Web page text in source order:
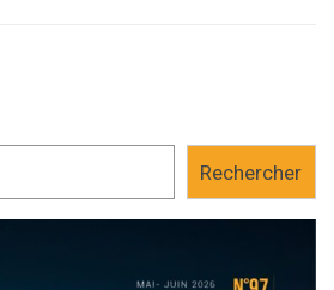
Rechercher